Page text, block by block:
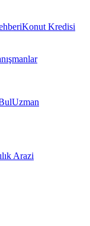
Konut Kredisi
Uzman
Arazi